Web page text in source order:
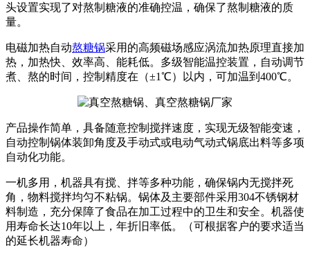
头设置实现了对熬制糖液的准确控温，确保了熬制糖液的质
量。
电磁加热自动熬糖锅采用的高频磁场感应涡流加热原理直接加
热，加热快、效率高、能耗低。多级智能温控装置，自动调节
煮、熬的时间，控制精度在（±1℃）以内，可加温到400℃。
产品操作简单，具备随意控制搅拌速度，实现无级智能变速，
自动控制锅体装卸角度及手动式或电动气动式锅底出料等多项
自动化功能。
一机多用，机器具有搅、拌等多种功能，确保锅内无搅拌死
角，物料搅拌均匀不粘锅。锅体及主要部件采用304不锈钢材
料制造，充分保障了食品在加工过程中的卫生和安全。机器使
用寿命长达10年以上，年折旧率低。（可根据客户的要求适当
的延长机器寿命）